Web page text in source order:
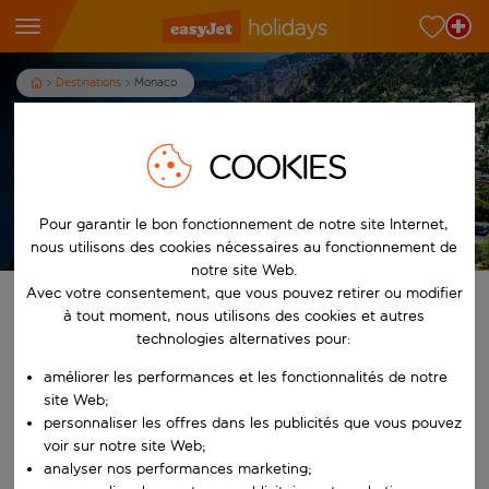
Destinations Monaco
Les conditions générales s’appliquent
Trouvez votre séjour de rêve
Commencez à taper pour la saisie automatique. Lorsque les
Vers
COOKIES
Pour garantir le bon fonctionnement de notre site Internet,
nous utilisons des cookies nécessaires au fonctionnement de
notre site Web.
Avec votre consentement, que vous pouvez retirer ou modifier
à tout moment, nous utilisons des cookies et autres
technologies alternatives pour:
améliorer les performances et les fonctionnalités de notre
site Web;
personnaliser les offres dans les publicités que vous pouvez
voir sur notre site Web;
analyser nos performances marketing;